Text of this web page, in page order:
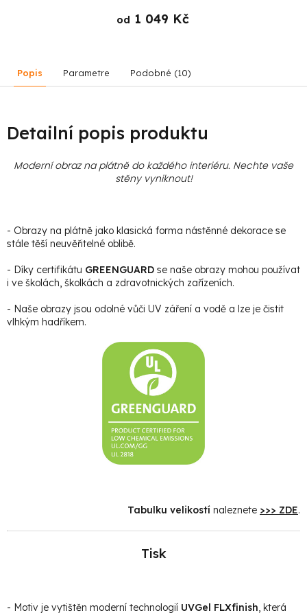
od 1 049 Kč
Popis Parametre Podobné (10)
Detailní popis produktu
Moderní obraz na plátně do každého interiéru. Nechte vaše
stěny vyniknout!
- Obrazy na plátně jako klasická forma nástěnné dekorace se
stále těší neuvěřitelné oblibě.
- Díky certifikátu GREENGUARD se naše obrazy mohou používat
i ve školách, školkách a zdravotnických zařízeních.
- Naše obrazy jsou odolné vůči UV záření a vodě a lze je čistit
vlhkým hadříkem.
Tabulku velikostí naleznete >>> ZDE.
Tisk
- Motiv je vytištěn moderní technologií UVGel FLXfinish, která